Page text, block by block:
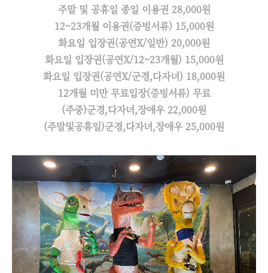
주말 및 공휴일 종일 이용권 28,000원
12~23개월 이용권(증빙서류) 15,000원
화요일 입장권(공연X/일반) 20,000원
화요일 입장권(공연X/12~23개월) 15,000원
화요일 입장권(공연X/군경,다자녀) 18,000원
12개월 미만 무료입장(증빙서류) 무료
(주중)군경,다자녀,장애우 22,000원
(주말및공휴일)군경,다자녀,장애우 25,000원